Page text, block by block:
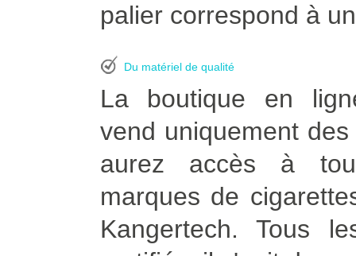
palier correspond à
Du matériel de qualité
La boutique en
vend uniquement
aurez accès à
marques de
Kangertech. Tous